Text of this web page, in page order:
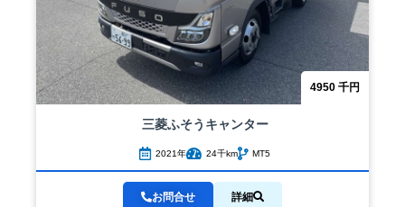
4950 千円
三菱ふそう キャンター
2021年 24千km MT5
お問合せ 詳細